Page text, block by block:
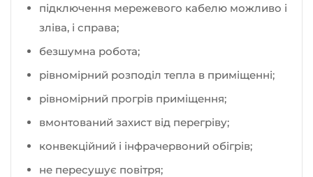
підключення мережевого кабелю можливо і
зліва, і справа;
безшумна робота;
рівномірний розподіл тепла в приміщенні;
рівномірний прогрів приміщення;
вмонтований захист від перегріву;
конвекційний і інфрачервоний обігрів;
не пересушує повітря;